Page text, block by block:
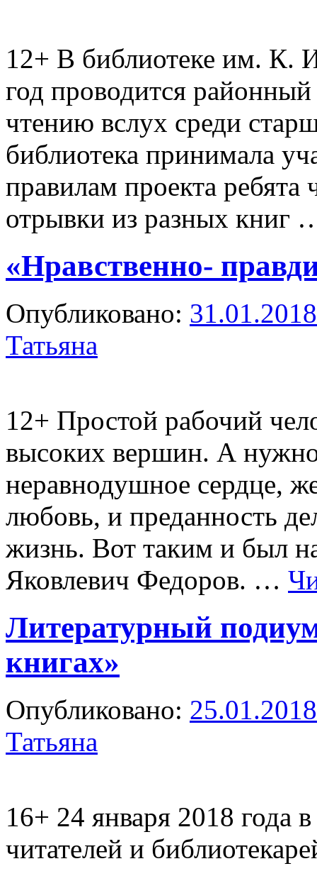
12+ В библиотеке им. К.
год проводится
чтению вслух среди
библиотека принимала
правилам проекта ребята
отрывки из разных книг
«Нравственно-
Опубликовано: 31.01.2018
Татьяна
12+ Простой рабочий
высоких вершин. А нужно
неравнодушное сердце,
любовь, и преданность
жизнь. Вот таким и был
Яковлевич Федоров. …
Литературный
книгах»
Опубликовано: 25.01.2018
Татьяна
16+ 24 января 2018 года
читателей и